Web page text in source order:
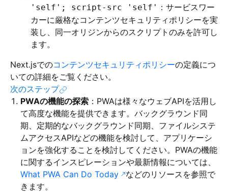
'self'; script-src 'self' ：サービスワー
カーに厳格なコンテンツセキュリティポリシーを実
装し、同一オリジンからのスクリプトのみを許可し
ます。
Next.jsでのコンテンツセキュリティポリシーの定義につ
いての詳細をご覧ください。
次のステップ
PWAの機能の探索 ：PWAは様々なウェブAPIを活用し
て高度な機能を提供できます。バックグラウンド同
期、定期的なバックグラウンド同期、ファイルシステ
ムアクセスAPIなどの機能を検討して、アプリケーシ
ョンを強化することを検討してください。PWAの機能
に関するインスピレーションや最新情報については、
What PWA Can Do Today
などのリソースを参照で
きます。